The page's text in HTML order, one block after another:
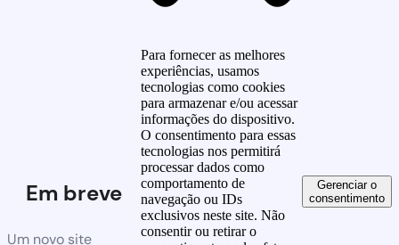
Em breve
Um novo site
Para fornecer as melhores
experiências, usamos
tecnologias como cookies
para armazenar e/ou acessar
informações do dispositivo.
O consentimento para essas
tecnologias nos permitirá
processar dados como
comportamento de
navegação ou IDs
exclusivos neste site. Não
consentir ou retirar o
Gerenciar o
consentimento